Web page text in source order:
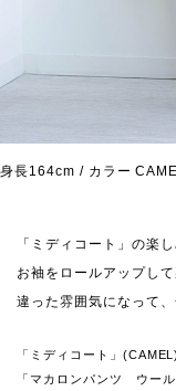
身長164cm / カラー
「ミディコート」の楽
お袖をロールアップし
違った雰囲気になって
「ミディコート」
「マカロンパンツ ウー